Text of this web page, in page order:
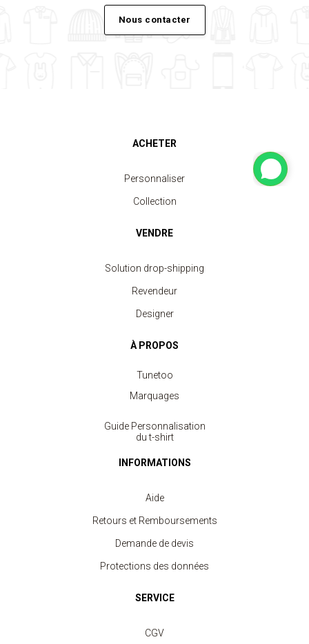
Nous contacter
ACHETER
Personnaliser
Collection
VENDRE
Solution drop-shipping
Revendeur
Designer
À PROPOS
Tunetoo
Marquages
Guide Personnalisation
du t-shirt
INFORMATIONS
Aide
Retours et Remboursements
Demande de devis
Protections des données
SERVICE
CGV